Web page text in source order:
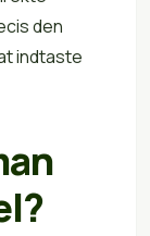
den
indtaste